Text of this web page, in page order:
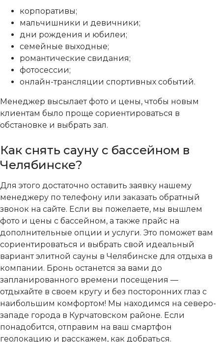
корпоративы;
мальчишники и девичники;
дни рождения и юбилеи;
семейные выходные;
романтические свидания;
фотосессии;
онлайн-трансляции спортивных событий.
Менеджер высылает фото и цены, чтобы новым
клиентам было проще сориентироваться в
обстановке и выбрать зал.
Как снять сауну с бассейном в
Челябинске?
Для этого достаточно оставить заявку нашему
менеджеру по телефону или заказать обратный
звонок на сайте. Если вы пожелаете, мы вышлем
фото и цены с бассейном, а также прайс на
дополнительные опции и услуги. Это поможет вам
сориентироваться и выбрать свой идеальный
вариант элитной сауны в Челябинске для отдыха в
компании. Бронь останется за вами до
запланированного времени посещения —
отдыхайте в своем кругу и без посторонних глаз с
наибольшим комфортом! Мы находимся на северо-
западе города в Курчатовском районе. Если
понадобится, отправим на ваш смартфон
геолокацию и расскажем, как добраться.